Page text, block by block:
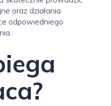
oraz działania
odpowiedniego